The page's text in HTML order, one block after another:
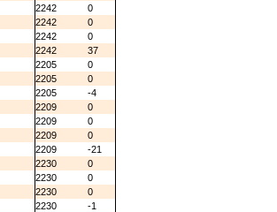
2242
0
2242
0
2242
0
2242
37
2205
0
2205
0
2205
-4
2209
0
2209
0
2209
0
2209
-21
2230
0
2230
0
2230
0
2230
-1